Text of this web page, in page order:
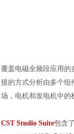
覆盖电磁全频段应用的
接的方式分析由多个组
场，电机和发电机中的
CST Studio Suite包含